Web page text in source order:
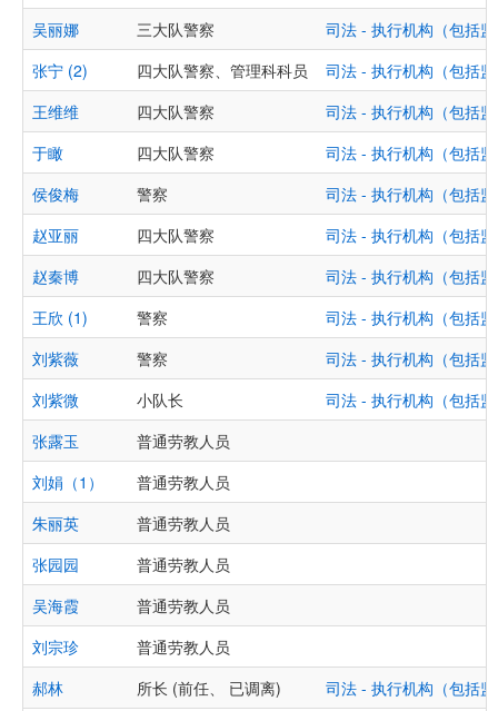
吴丽娜
三大队警察
司法 - 执行机构（包括
张宁 (2)
四大队警察、管理科科员
司法 - 执行机构（包括
王维维
四大队警察
司法 - 执行机构（包括
于瞰
四大队警察
司法 - 执行机构（包括
侯俊梅
警察
司法 - 执行机构（包括
赵亚丽
四大队警察
司法 - 执行机构（包括
赵秦博
四大队警察
司法 - 执行机构（包括
王欣 (1)
警察
司法 - 执行机构（包括
刘紫薇
警察
司法 - 执行机构（包括
刘紫微
小队长
司法 - 执行机构（包括
张露玉
普通劳教人员
刘娟（1）
普通劳教人员
朱丽英
普通劳教人员
张园园
普通劳教人员
吴海霞
普通劳教人员
刘宗珍
普通劳教人员
郝林
所长 (前任、 已调离)
司法 - 执行机构（包括